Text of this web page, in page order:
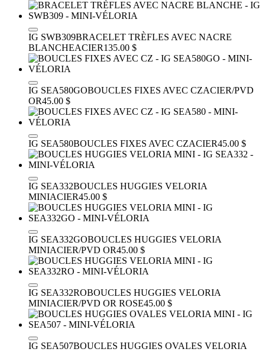
IG SWB309BRACELET TRÈFLES AVEC NACRE
BLANCHEACIER135.00 $
IG SEA580GOBOUCLES FIXES AVEC CZACIER/PVD
OR45.00 $
IG SEA580BOUCLES FIXES AVEC CZACIER45.00 $
IG SEA332BOUCLES HUGGIES VELORIA
MINIACIER45.00 $
IG SEA332GOBOUCLES HUGGIES VELORIA
MINIACIER/PVD OR45.00 $
IG SEA332ROBOUCLES HUGGIES VELORIA
MINIACIER/PVD OR ROSE45.00 $
IG SEA507BOUCLES HUGGIES OVALES VELORIA